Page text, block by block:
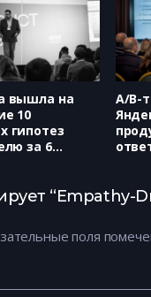
вышла на
10
гипотез
за 6
Academy
А/В-
“Empathy-
поля